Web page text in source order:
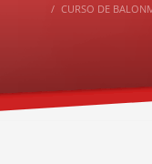
CURSO DE